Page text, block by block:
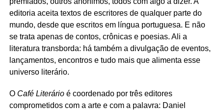
editoria aceita textos de escritores de qualquer parte do
mundo, desde que escritos em língua portuguesa. E não
se trata apenas de contos, crônicas e poesias. Ali a
literatura transborda: há também a divulgação de eventos,
lançamentos, encontros e tudo mais que alimenta esse
universo literário.
O Café Literárioé coordenado por três editores
comprometidos com a arte e com a palavra: Daniel